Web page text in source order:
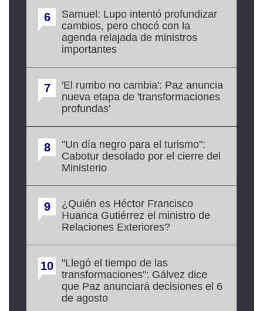
6
Samuel: Lupo intentó profundizar
cambios, pero chocó con la
agenda relajada de ministros
importantes
7
'El rumbo no cambia': Paz anuncia
nueva etapa de 'transformaciones
profundas'
8
"Un día negro para el turismo":
Cabotur desolado por el cierre del
Ministerio
9
¿Quién es Héctor Francisco
Huanca Gutiérrez el ministro de
Relaciones Exteriores?
10
"Llegó el tiempo de las
transformaciones": Gálvez dice
que Paz anunciará decisiones el 6
de agosto